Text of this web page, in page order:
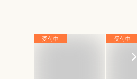
受付中 受付中